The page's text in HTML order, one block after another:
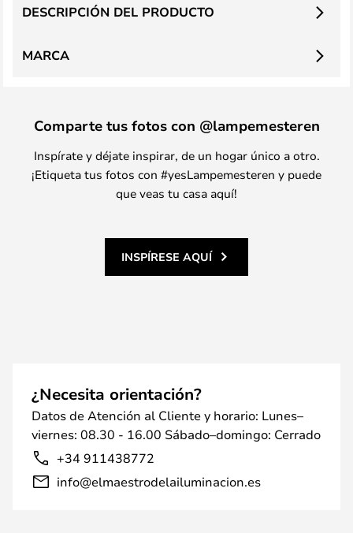
DESCRIPCIÓN DEL PRODUCTO
MARCA
Comparte tus fotos con @lampemesteren
Inspírate y déjate inspirar, de un hogar único a otro.
¡Etiqueta tus fotos con #yesLampemesteren y puede
que veas tu casa aquí!
INSPÍRESE AQUÍ
¿Necesita orientación?
Datos de Atención al Cliente y horario: Lunes–
viernes: 08.30 - 16.00 Sábado–domingo: Cerrado
+34 911438772
info@elmaestrodelailuminacion.es